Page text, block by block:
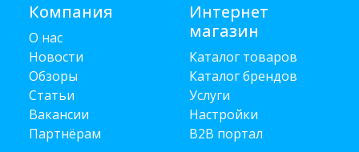
Компания
О нас
Новости
Обзоры
Статьи
Вакансии
Партнёрам
Интернет
магазин
Каталог товаров
Каталог брендов
Услуги
Настройки
B2B портал